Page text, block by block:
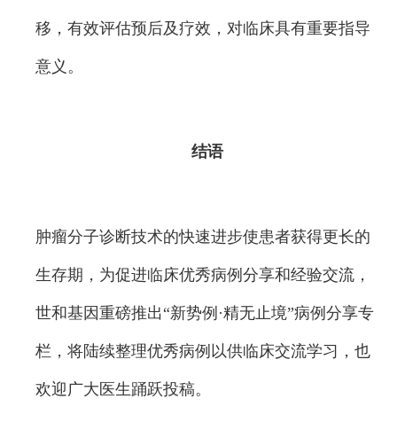
移，有效评估预后及疗效，对临床具有重要指导
意义。
结语
肿瘤分子诊断技术的快速进步使患者获得更长的
生存期，为促进临床优秀病例分享和经验交流，
世和基因重磅推出“新势例·精无止境”病例分享专
栏，将陆续整理优秀病例以供临床交流学习，也
欢迎广大医生踊跃投稿。